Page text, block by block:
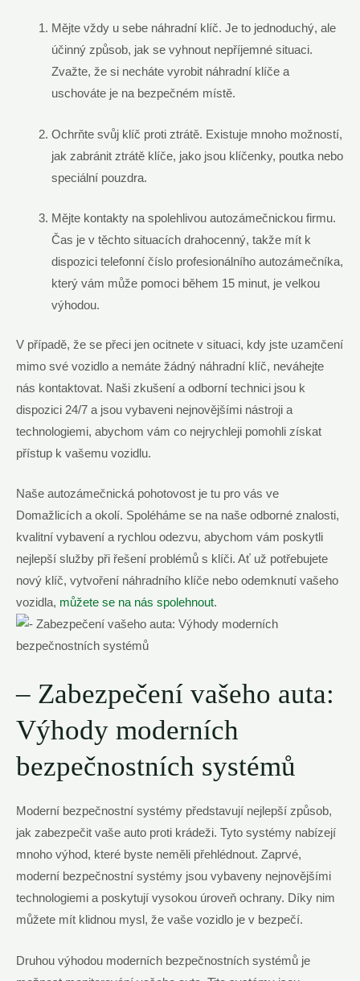
Mějte vždy u sebe náhradní klíč. Je to jednoduchý, ale
účinný způsob, jak se vyhnout nepříjemné situaci.
Zvažte, že si necháte vyrobit náhradní klíče a
uschováte je na bezpečném místě.
Ochrňte svůj klíč proti ztrátě. Existuje mnoho možností,
jak zabránit ztrátě klíče, jako jsou klíčenky, poutka nebo
speciální pouzdra.
Mějte kontakty na spolehlivou autozámečnickou firmu.
Čas je v těchto situacích drahocenný, takže mít k
dispozici telefonní číslo profesionálního autozámečníka,
který vám může pomoci během 15 minut, je velkou
výhodou.
V případě, že se přeci jen ocitnete v situaci, kdy jste uzamčení
mimo své vozidlo a nemáte žádný náhradní klíč, neváhejte
nás kontaktovat. Naši zkušení a odborní technici jsou k
dispozici 24/7 a jsou vybaveni nejnovějšími nástroji a
technologiemi, abychom vám co nejrychleji pomohli získat
přístup k vašemu vozidlu.
Naše autozámečnická pohotovost je tu pro vás ve
Domažlicích a okolí. Spoléháme se na naše odborné znalosti,
kvalitní vybavení a rychlou odezvu, abychom vám poskytli
nejlepší služby při řešení problémů s klíči. Ať už potřebujete
nový klíč, vytvoření náhradního klíče nebo odemknutí vašeho
vozidla, můžete se na nás spolehnout.
– Zabezpečení vašeho auta:
Výhody moderních
bezpečnostních systémů
Moderní bezpečnostní systémy představují nejlepší způsob,
jak zabezpečit vaše auto proti krádeži. Tyto systémy nabízejí
mnoho výhod, které byste neměli přehlédnout. Zaprvé,
moderní bezpečnostní systémy jsou vybaveny nejnovějšími
technologiemi a poskytují vysokou úroveň ochrany. Díky nim
můžete mít klidnou mysl, že vaše vozidlo je v bezpečí.
Druhou výhodou moderních bezpečnostních systémů je